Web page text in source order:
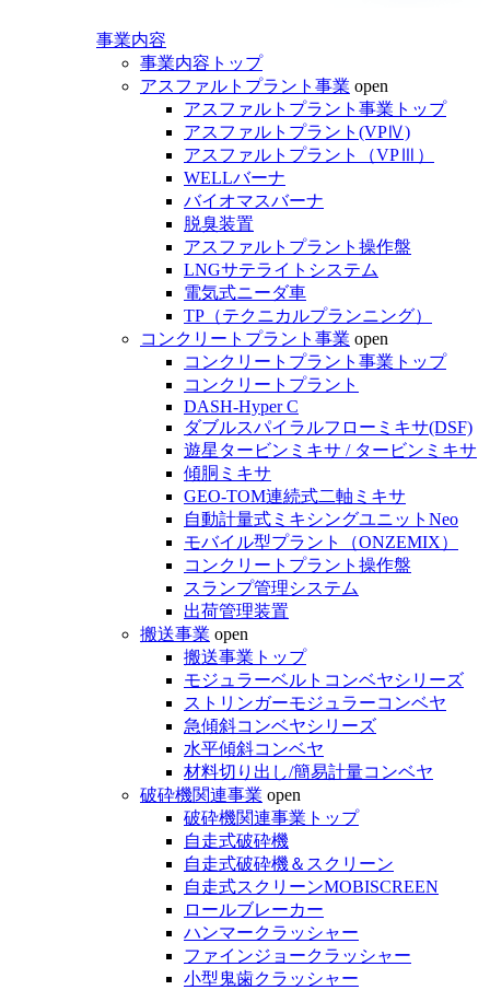
事業内容
事業内容トップ
アスファルトプラント事業 open
アスファルトプラント事業トップ
アスファルトプラント(VPⅣ)
アスファルトプラント（VPⅢ）
WELLバーナ
バイオマスバーナ
脱臭装置
アスファルトプラント操作盤
LNGサテライトシステム
電気式ニーダ車
TP（テクニカルプランニング）
コンクリートプラント事業 open
コンクリートプラント事業トップ
コンクリートプラント
DASH-Hyper C
ダブルスパイラルフローミキサ(DSF)
遊星タービンミキサ / タービンミキサ
傾胴ミキサ
GEO-TOM連続式二軸ミキサ
自動計量式ミキシングユニットNeo
モバイル型プラント（ONZEMIX）
コンクリートプラント操作盤
スランプ管理システム
出荷管理装置
搬送事業 open
搬送事業トップ
モジュラーベルトコンベヤシリーズ
ストリンガーモジュラーコンベヤ
急傾斜コンベヤシリーズ
水平傾斜コンベヤ
材料切り出し/簡易計量コンベヤ
破砕機関連事業 open
破砕機関連事業トップ
自走式破砕機
自走式破砕機＆スクリーン
自走式スクリーンMOBISCREEN
ロールブレーカー
ハンマークラッシャー
ファインジョークラッシャー
小型鬼歯クラッシャー